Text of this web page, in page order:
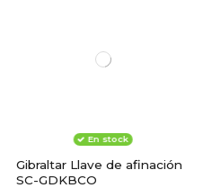
En stock
Gibraltar Llave de afinación
SC-GDKBCO